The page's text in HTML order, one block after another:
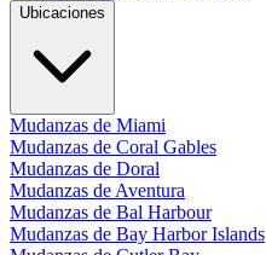
Ubicaciones
Mudanzas de Miami
Mudanzas de Coral Gables
Mudanzas de Doral
Mudanzas de Aventura
Mudanzas de Bal Harbour
Mudanzas de Bay Harbor Islands